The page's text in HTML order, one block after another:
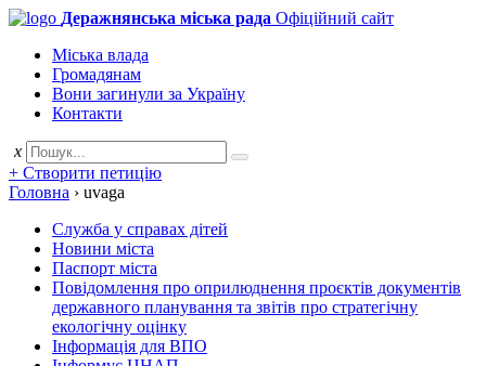
Деражнянська міська рада Офіційний сайт
Міська влада
Громадянам
Вони загинули за Україну
Контакти
x
+ Створити петицію
Головна › uvaga
Служба у справах дітей
Новини міста
Паспорт міста
Повідомлення про оприлюднення проєктів документів
державного планування та звітів про стратегічну
екологічну оцінку
Інформація для ВПО